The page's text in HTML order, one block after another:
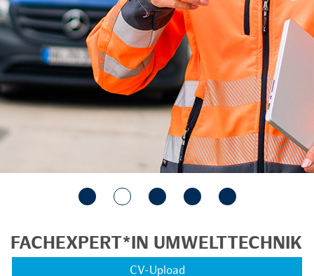
FACHEXPERT*IN UMWELTTECHNIK
CV-Upload